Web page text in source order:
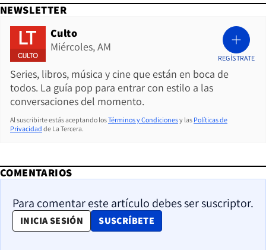
NEWSLETTER
Culto
Miércoles, AM
Series, libros, música y cine que están en boca de
todos. La guía pop para entrar con estilo a las
conversaciones del momento.
REGÍSTRATE
Al suscribirte estás aceptando losTérminos y Condicionesy las Políticas de
Privacidad de La Tercera.
COMENTARIOS
Para comentar este artículo debes ser suscriptor.
INICIA SESIÓN SUSCRÍBETE
OPENS IN NEW WINDOW